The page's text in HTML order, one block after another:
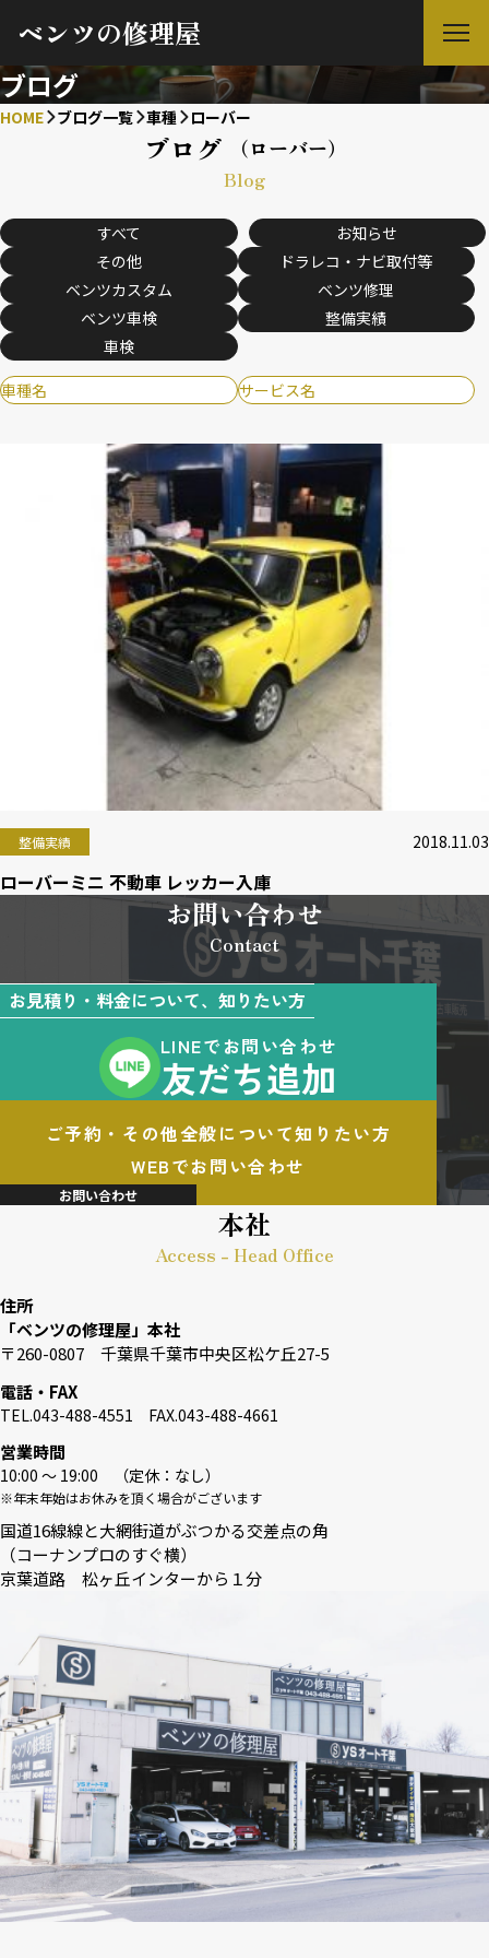
ベンツの修理屋
ブログ
HOME ブログ一覧 車種 ローバー
ブログ （ローバー）
Blog
すべて
お知らせ
その他
ドラレコ・ナビ取付等
ベンツカスタム
ベンツ修理
ベンツ車検
整備実績
車検
整備実績 2018.11.03
ローバーミニ 不動車 レッカー入庫
お問い合わせ
Contact
お見積り・料金について、知りたい方
LINEでお問い合わせ
友だち追加
ご予約・その他全般について知りたい方
WEBでお問い合わせ
お問い合わせ
本社
Access - Head Office
住所
「ベンツの修理屋」本社
〒260-0807 千葉県千葉市中央区松ケ丘27-5
電話・FAX
TEL.043-488-4551 FAX.043-488-4661
営業時間
10:00 〜 19:00 （定休：なし）
※年末年始はお休みを頂く場合がございます
国道16線線と大網街道がぶつかる交差点の角
（コーナンプロのすぐ横）
京葉道路 松ヶ丘インターから１分